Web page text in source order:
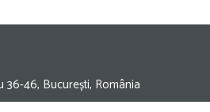
36-46, București, România